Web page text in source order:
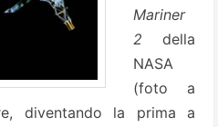
Mariner
2 della
NASA
(foto a
diventando la prima a